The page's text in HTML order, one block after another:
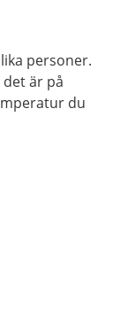
personer.
är på
du